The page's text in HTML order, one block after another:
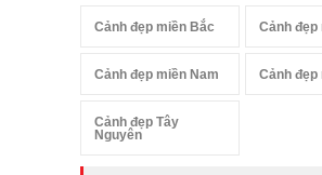
Cảnh đẹp miền Bắc Cảnh đẹp
Cảnh đẹp miền Nam Cảnh đẹp
Cảnh đẹp Tây
Nguyên